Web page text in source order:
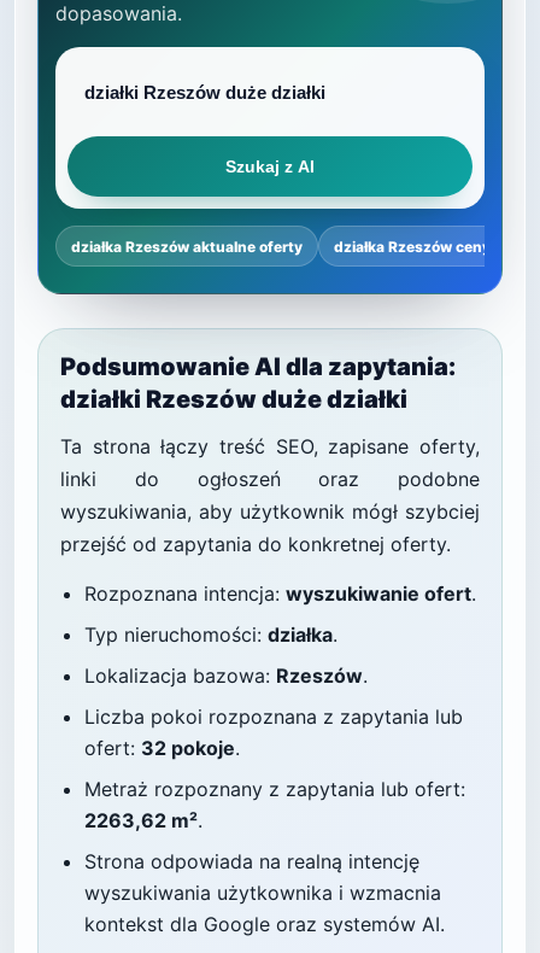
dopasowania.
Szukaj z AI
działka Rzeszów aktualne oferty działka Rzeszów ceny
Podsumowanie AI dla zapytania:
działki Rzeszów duże działki
Ta strona łączy treść SEO, zapisane oferty,
linki do ogłoszeń oraz podobne
wyszukiwania, aby użytkownik mógł szybciej
przejść od zapytania do konkretnej oferty.
Rozpoznana intencja: wyszukiwanie ofert.
Typ nieruchomości: działka.
Lokalizacja bazowa: Rzeszów.
Liczba pokoi rozpoznana z zapytania lub
ofert: 32 pokoje.
Metraż rozpoznany z zapytania lub ofert:
2263,62 m².
Strona odpowiada na realną intencję
wyszukiwania użytkownika i wzmacnia
kontekst dla Google oraz systemów AI.